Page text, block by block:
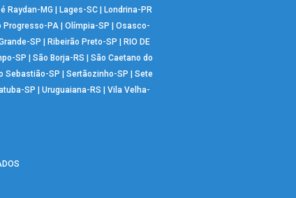
Raydan-MG | Lages-SC| Londrina-PR
Progresso-PA | Olímpia-SP | Osasco-
SP | Ribeirão Preto-SP | RIO DE
SP | São Borja-RS | São Caetano do
Sebastião-SP | Sertãozinho-SP | Sete
SP | Uruguaiana-RS | Vila Velha-